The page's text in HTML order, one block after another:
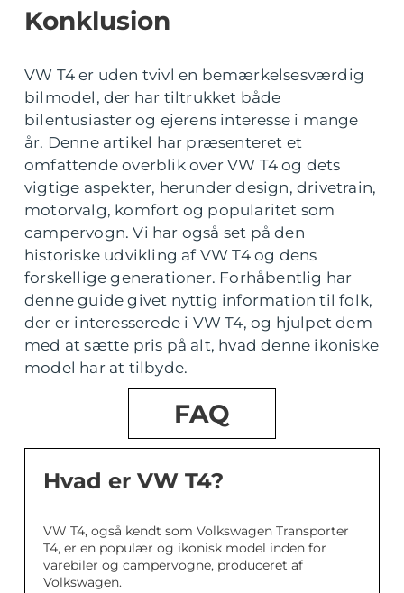
Konklusion
VW T4 er uden tvivl en bemærkelsesværdig
bilmodel, der har tiltrukket både
bilentusiaster og ejerens interesse i mange
år. Denne artikel har præsenteret et
omfattende overblik over VW T4 og dets
vigtige aspekter, herunder design, drivetrain,
motorvalg, komfort og popularitet som
campervogn. Vi har også set på den
historiske udvikling af VW T4 og dens
forskellige generationer. Forhåbentlig har
denne guide givet nyttig information til folk,
der er interesserede i VW T4, og hjulpet dem
med at sætte pris på alt, hvad denne ikoniske
model har at tilbyde.
FAQ
Hvad er VW T4?
VW T4, også kendt som Volkswagen Transporter
T4, er en populær og ikonisk model inden for
varebiler og campervogne, produceret af
Volkswagen.